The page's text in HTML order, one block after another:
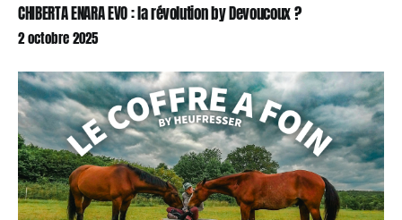
CHIBERTA ENARA EVO : la révolution by Devoucoux ?
2 octobre 2025